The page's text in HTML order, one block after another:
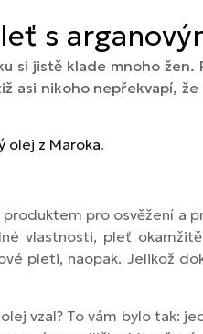
s
si jistě klade mnoho
asi nikoho nepřekvapí,
olej z Maroka.
pro osvěžení a
vlastnosti, pleť
pleti, naopak. Jelikož
vzal? To vám bylo tak: